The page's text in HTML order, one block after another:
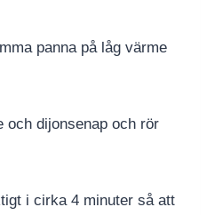
panna på låg värme
och dijonsenap och rör
i cirka 4 minuter så att